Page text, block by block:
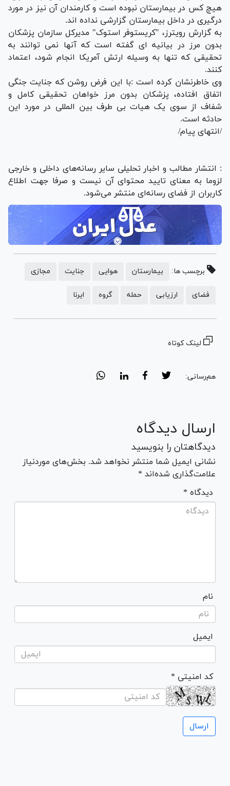
هیچ کس در بیمارستان نبوده است و کارمندان آن نیز در مورد
درگیری در داخل بیمارستان گزارشی نداده اند.
به گزارش رویترز، "کریستوفر استوک" مدیرکل سازمان پزشکان
بدون مرز در بیانیه ای گفته است که آنها نمی توانند به
تحقیقی که تنها به وسیله ارتش آمریکا انجام شود، اعتماد
کنند.
وی خاطرنشان کرده است :با این فرض روشن که جنایت جنگی
اتفاق افتاده، پزشکان بدون مرز خواهان تحقیقی کامل و
شفاف از سوی یک هیات بی طرف بین المللی در مورد این
حادثه است.
/انتهای پیام/
: انتشار مطالب و اخبار تحلیلی سایر رسانه‌های داخلی و خارجی
لزوما به معنای تایید محتوای آن نیست و صرفا جهت اطلاع
کاربران از فضای رسانه‌ای منتشر می‌شود.
برچسب ها: بیمارستان هوایی جنایت مجازی
فضای ارزیابی حمله گروه ایرنا
لینک کوتاه
هم‌رسانی:
ارسال دیدگاه
دیدگاهتان را بنویسید
نشانی ایمیل شما منتشر نخواهد شد. بخش‌های موردنیاز
علامت‌گذاری شده‌اند *
* دیدگاه
نام
ایمیل
* کد امنیتی